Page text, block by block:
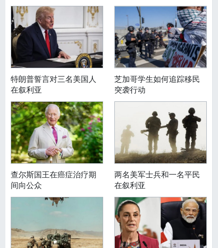
特朗普誓言对三名美国人
在叙利亚
芝加哥学生如何追踪移民
突袭行动
查尔斯国王在癌症治疗期
间向公众
两名美军士兵和一名平民
在叙利亚